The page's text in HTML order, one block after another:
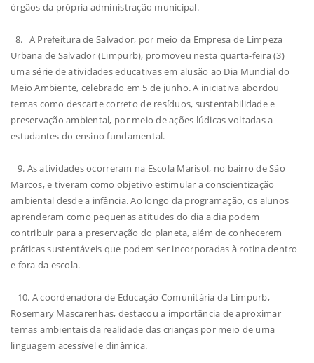
órgãos da própria administração municipal.
8. A Prefeitura de Salvador, por meio da Empresa de Limpeza
Urbana de Salvador (Limpurb), promoveu nesta quarta-feira (3)
uma série de atividades educativas em alusão ao Dia Mundial do
Meio Ambiente, celebrado em 5 de junho. A iniciativa abordou
temas como descarte correto de resíduos, sustentabilidade e
preservação ambiental, por meio de ações lúdicas voltadas a
estudantes do ensino fundamental.
9. As atividades ocorreram na Escola Marisol, no bairro de São
Marcos, e tiveram como objetivo estimular a conscientização
ambiental desde a infância. Ao longo da programação, os alunos
aprenderam como pequenas atitudes do dia a dia podem
contribuir para a preservação do planeta, além de conhecerem
práticas sustentáveis que podem ser incorporadas à rotina dentro
e fora da escola.
10. A coordenadora de Educação Comunitária da Limpurb,
Rosemary Mascarenhas, destacou a importância de aproximar
temas ambientais da realidade das crianças por meio de uma
linguagem acessível e dinâmica.